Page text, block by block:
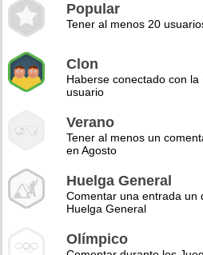
Popular
Tener al menos 20
Clon
Haberse conectado con
usuario
Verano
Tener al menos un
en Agosto
Huelga General
Comentar una entrada un
Huelga General
Olímpico